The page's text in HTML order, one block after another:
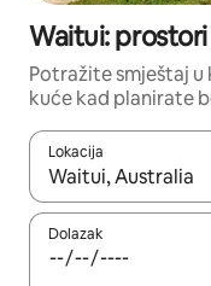
Waitui:
Potražite smještaj
kuće kad planirate
Lokacija
Kada budu
Dolazak